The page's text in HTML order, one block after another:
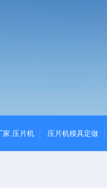
家 压片机 压片机模具定做